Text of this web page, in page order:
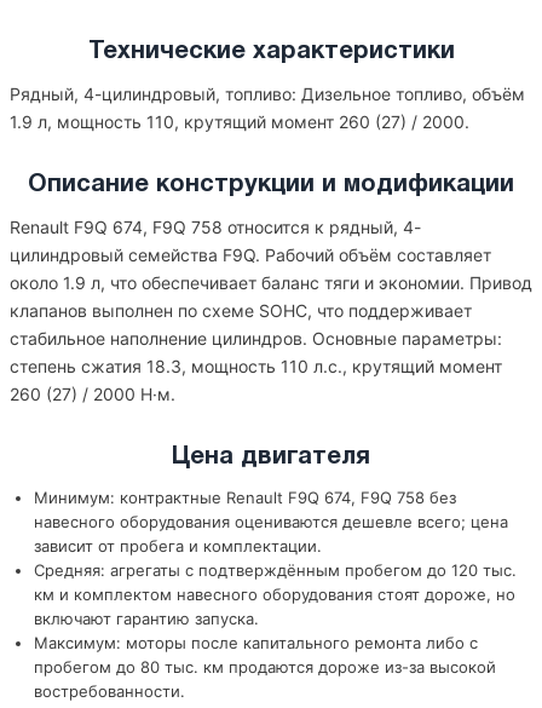
Технические характеристики
Рядный, 4-цилиндровый, топливо: Дизельное топливо, объём
1.9 л, мощность 110, крутящий момент 260 (27) / 2000.
Описание конструкции и модификации
Renault F9Q 674, F9Q 758 относится к рядный, 4-
цилиндровый семейства F9Q. Рабочий объём составляет
около 1.9 л, что обеспечивает баланс тяги и экономии. Привод
клапанов выполнен по схеме SOHC, что поддерживает
стабильное наполнение цилиндров. Основные параметры:
степень сжатия 18.3, мощность 110 л.с., крутящий момент
260 (27) / 2000 Н·м.
Цена двигателя
Минимум: контрактные Renault F9Q 674, F9Q 758 без
навесного оборудования оцениваются дешевле всего; цена
зависит от пробега и комплектации.
Средняя: агрегаты с подтверждённым пробегом до 120 тыс.
км и комплектом навесного оборудования стоят дороже, но
включают гарантию запуска.
Максимум: моторы после капитального ремонта либо с
пробегом до 80 тыс. км продаются дороже из-за высокой
востребованности.